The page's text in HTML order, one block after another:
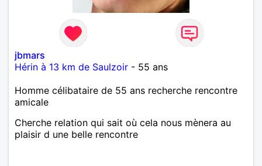
jbmars
Hérin à 13 km de Saulzoir - 55 ans
Homme célibataire de 55 ans recherche rencontre
amicale
Cherche relation qui sait où cela nous mènera au
plaisir d une belle rencontre